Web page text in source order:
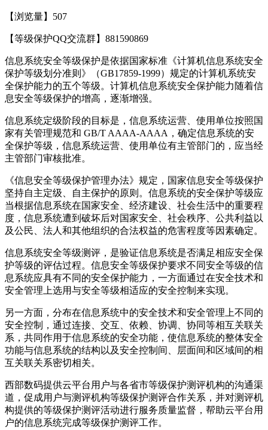
【浏览量】 507
【等级保护QQ交流群】881590869
信息系统安全等级保护是依据国家标准《计算机信息系统安全
保护等级划分准则》（GB17859-1999）规定的计算机系统安
全保护能力的五个等级。计算机信息系统安全保护能力随着信
息安全等级保护的增高，逐渐增强。
信息系统定级阶段的目标是，信息系统运营、使用单位按照国
家有关管理规范和 GB/T AAAA-AAAA，确定信息系统的安
全保护等级，信息系统运营、使用单位有主管部门的，应当经
主管部门审核批准。
《信息安全等级保护管理办法》规定，国家信息安全等级保护
坚持自主定级、自主保护的原则。信息系统的安全保护等级应
当根据信息系统在国家安全、经济建设、社会生活中的重要程
度，信息系统遭到破坏后对国家安全、社会秩序、公共利益以
及公民、法人和其他组织的合法权益的危害程度等因素确定。
信息系统安全等级测评，是验证信息系统是否满足相应安全保
护等级的评估过程。信息安全等级保护要求不同安全等级的信
息系统应具有不同的安全保护能力，一方面通过在安全技术和
安全管理上选用与安全等级相适应的安全控制来实现。
另一方面，分布在信息系统中的安全技术和安全管理上不同的
安全控制，通过连接、交互、依赖、协调、协同等相互关联关
系，共同作用于信息系统的安全功能，使信息系统的整体安全
功能与信息系统的结构以及安全控制间、层面间和区域间的相
互关联关系密切相关。
西部数码提供云平台用户与各省市等级保护测评机构的沟通渠
道，促成用户与测评机构等级保护测评合作关系，并对测评机
构提供的等级保护测评活动进行服务质量监督，帮助云平台用
户的信息系统完成等级保护测评工作。